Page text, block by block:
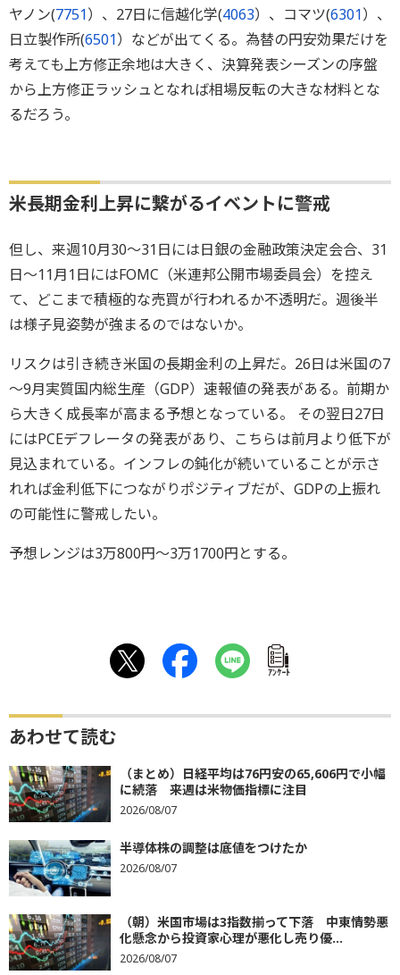
ヤノン(7751）、27日に信越化学(4063）、コマツ(6301）、
日立製作所(6501）などが出てくる。為替の円安効果だけを
考えても上方修正余地は大きく、決算発表シーズンの序盤
から上方修正ラッシュとなれば相場反転の大きな材料とな
るだろう。
米長期金利上昇に繋がるイベントに警戒
但し、来週10月30～31日には日銀の金融政策決定会合、31
日～11月1日にはFOMC（米連邦公開市場委員会）を控え
て、どこまで積極的な売買が行われるか不透明だ。週後半
は様子見姿勢が強まるのではないか。
リスクは引き続き米国の長期金利の上昇だ。26日は米国の7
～9月実質国内総生産（GDP）速報値の発表がある。前期か
ら大きく成長率が高まる予想となっている。 その翌日27日
にはPCEデフレータの発表があり、こちらは前月より低下が
見込まれている。インフレの鈍化が続いていることが示さ
れれば金利低下につながりポジティブだが、GDPの上振れ
の可能性に警戒したい。
予想レンジは3万800円～3万1700円とする。
ｱﾝｹｰﾄ
あわせて読む
（まとめ）日経平均は76円安の65,606円で小幅
に続落 来週は米物価指標に注目
2026/08/07
半導体株の調整は底値をつけたか
2026/08/07
（朝）米国市場は3指数揃って下落 中東情勢悪
化懸念から投資家心理が悪化し売り優...
2026/08/07